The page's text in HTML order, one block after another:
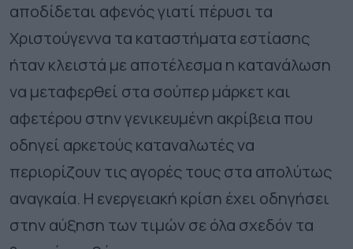
αποδίδεται αφενός γιατί πέρυσι τα
Χριστούγεννα τα καταστήματα εστίασης
ήταν κλειστά με αποτέλεσμα η κατανάλωση
να μεταφερθεί στα σούπερ μάρκετ και
αφετέρου στην γενικευμένη ακρίβεια που
οδηγεί αρκετούς καταναλωτές να
περιορίζουν τις αγορές τους στα απολύτως
αναγκαία. Η ενεργειακή κρίση έχει οδηγήσει
στην αύξηση των τιμών σε όλα σχεδόν τα